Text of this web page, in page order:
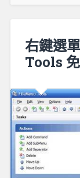
右鍵選
Tools